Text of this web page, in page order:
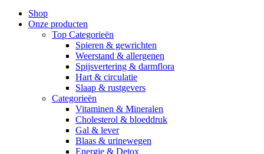
Close
Menu
Shop
Onze producten
Top Categorieën
Spieren & gewrichten
Weerstand & allergenen
Spijsvertering & darmflora
Hart & circulatie
Slaap & rustgevers
Categorieën
Vitaminen & Mineralen
Cholesterol & bloeddruk
Gal & lever
Blaas & urinewegen
Energie & Detox